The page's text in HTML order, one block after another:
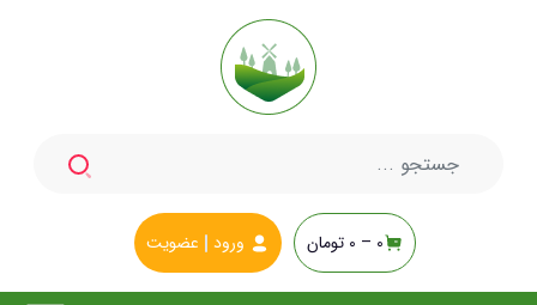
0 –
0 تومان ورود عضویت